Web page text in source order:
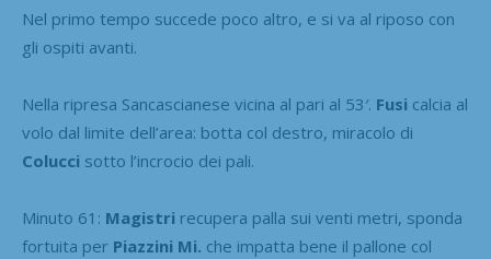
Nel primo tempo succede poco altro, e si va al riposo con
gli ospiti avanti.
Nella ripresa Sancascianese vicina al pari al 53′. Fusi calcia al
volo dal limite dell’area: botta col destro, miracolo di
Colucci sotto l’incrocio dei pali.
Minuto 61: Magistri recupera palla sui venti metri, sponda
fortuita per Piazzini Mi. che impatta bene il pallone col